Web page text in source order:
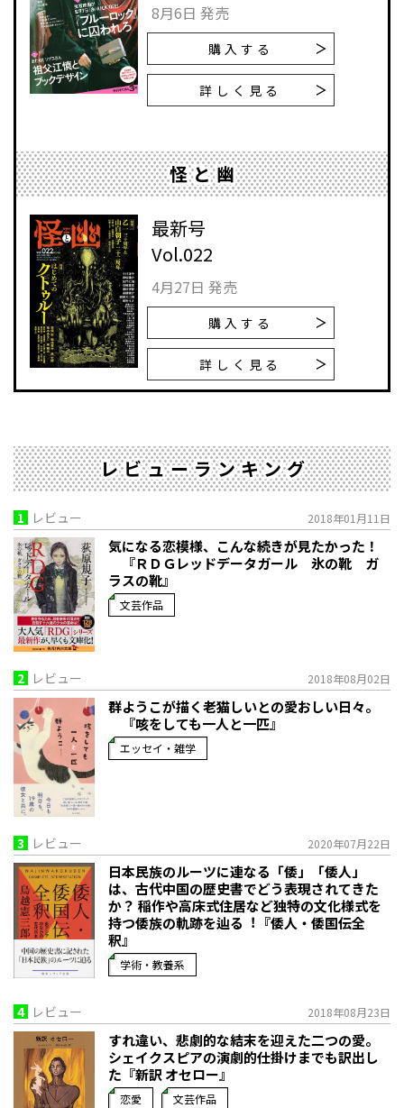
8月6日 発売
購入する
詳しく見る
怪と幽
最新号
Vol.022
4月27日 発売
購入する
詳しく見る
レビューランキング
1 レビュー 2018年01月11日
気になる恋模様、こんな続きが見たかった！
『ＲＤＧレッドデータガール 氷の靴 ガ
ラスの靴』
文芸作品
2 レビュー 2018年08月02日
群ようこが描く老猫しいとの愛おしい日々。
『咳をしても一人と一匹』
エッセイ・雑学
3 レビュー 2020年07月22日
日本民族のルーツに連なる「倭」「倭人」
は、古代中国の歴史書でどう表現されてきた
か？ 稲作や高床式住居など独特の文化様式を
持つ倭族の軌跡を辿る︕『倭人・倭国伝全
釈』
学術・教養系
4 レビュー 2018年08月23日
すれ違い、悲劇的な結末を迎えた二つの愛。
シェイクスピアの演劇的仕掛けまでも訳出し
た『新訳 オセロー』
恋愛 文芸作品